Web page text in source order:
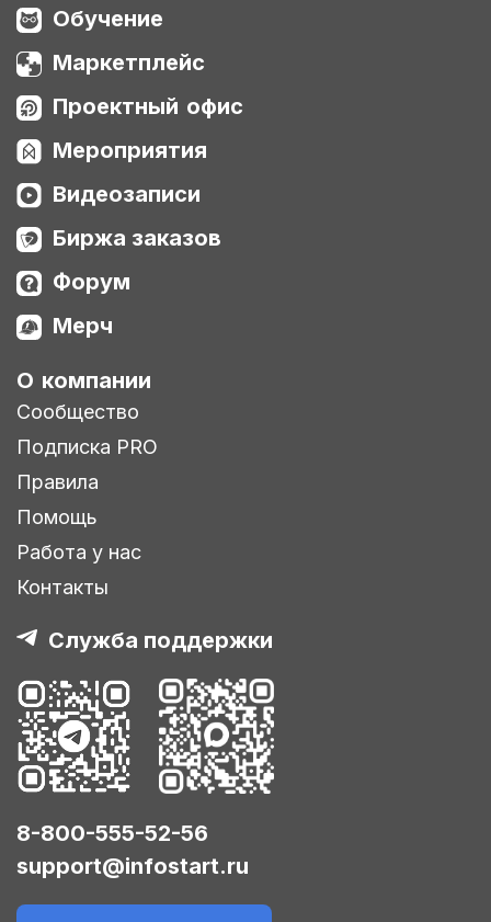
Обучение
Маркетплейс
Проектный офис
Мероприятия
Видеозаписи
Биржа заказов
Форум
Мерч
О компании
Сообщество
Подписка PRO
Правила
Помощь
Работа у нас
Контакты
Служба поддержки
8-800-555-52-56
support@infostart.ru